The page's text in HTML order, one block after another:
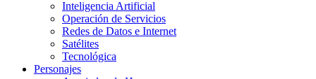
Inteligencia Artificial
Operación de Servicios
Redes de Datos e Internet
Satélites
Tecnológica
Personajes